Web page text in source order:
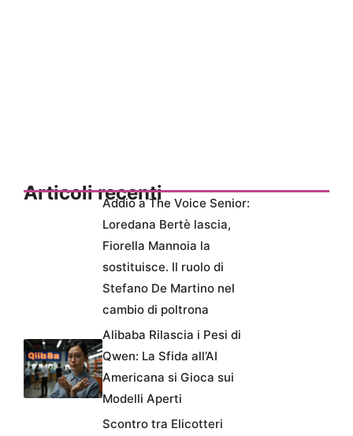
Articoli recentiAddio a The Voice Senior:
Loredana Bertè lascia,
Fiorella Mannoia la
sostituisce. Il ruolo di
Stefano De Martino nel
cambio di poltrona
Alibaba Rilascia i Pesi di
Qwen: La Sfida all’AI
Americana si Gioca sui
Modelli Aperti
Scontro tra Elicotteri